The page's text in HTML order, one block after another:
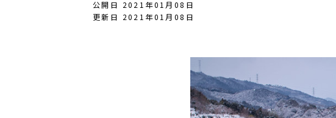
公開日 2021年01月08日
更新日 2021年01月08日